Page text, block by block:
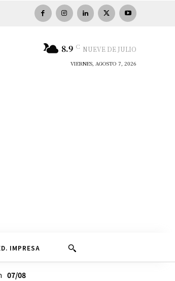
8.9 C NUEVE DE JULIO
VIERNES, AGOSTO 7, 2026
IMPRESA
07/08